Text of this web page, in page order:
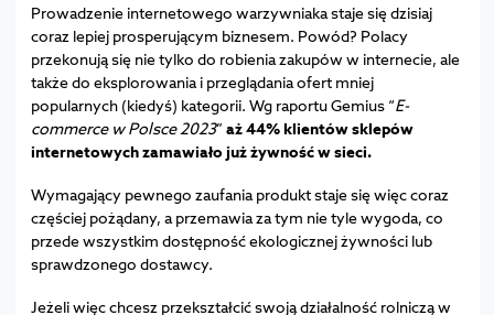
Prowadzenie internetowego warzywniaka staje się dzisiaj
coraz lepiej prosperującym biznesem. Powód? Polacy
przekonują się nie tylko do robienia zakupów w internecie, ale
także do eksplorowania i przeglądania ofert mniej
popularnych (kiedyś) kategorii. Wg raportu Gemius “E-
commerce w Polsce 2023” aż 44% klientów sklepów
internetowych zamawiało już żywność w sieci.
Wymagający pewnego zaufania produkt staje się więc coraz
częściej pożądany, a przemawia za tym nie tyle wygoda, co
przede wszystkim dostępność ekologicznej żywności lub
sprawdzonego dostawcy.
Jeżeli więc chcesz przekształcić swoją działalność rolniczą w